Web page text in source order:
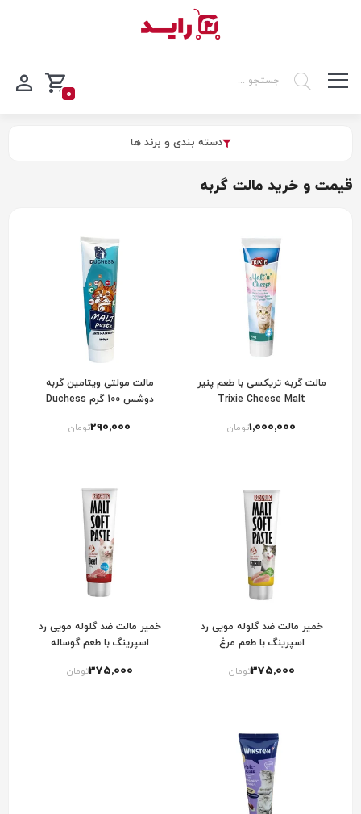
0
دسته بندی و برند ها
قیمت و خرید مالت گربه
مالت گربه تریکسی با طعم پنیر
Trixie Cheese Malt
1٬000٬000تومان
مالت مولتی ویتامین گربه
دوشس 100 گرم Duchess
290٬000تومان
خمیر مالت ضد گلوله مویی رد
اسپرینگ با طعم مرغ
375٬000تومان
خمیر مالت ضد گلوله مویی رد
اسپرینگ با طعم گوساله
375٬000تومان